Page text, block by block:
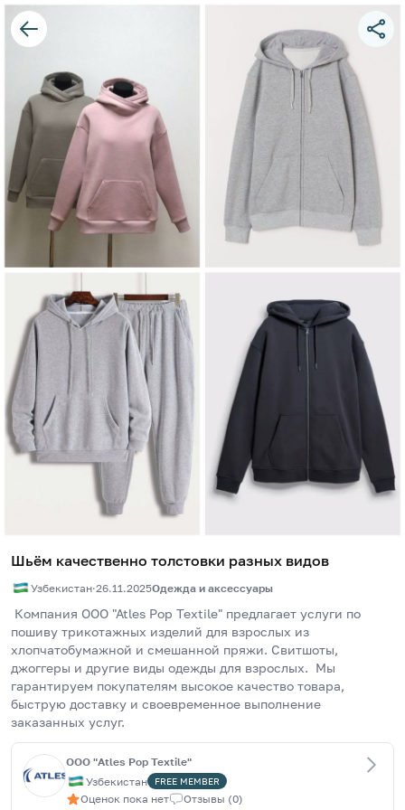
Шьём качественно толстовки разных видов
Узбекистан·26.11.2025Одежда и аксессуары
пошиву трикотажных изделий для взрослых из
хлопчатобумажной и смешанной пряжи. Свитшоты,
джоггеры и другие виды одежды для взрослых.  Мы
гарантируем покупателям высокое качество товара,
быструю доставку и своевременное выполнение
заказанных услуг.
ООО "Atles Pop Textile"
Узбекистан
FREE MEMBER
Оценок пока нет Отзывы (0)